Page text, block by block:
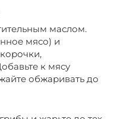
маслом.
мясо) и
к мясу
обжаривать до